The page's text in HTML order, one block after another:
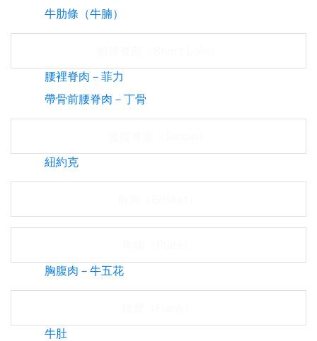
牛肋條（牛腩）
腰裡脊肉－菲力
帶骨前腰脊肉－丁骨
紐約克
胸腹肉－牛五花
牛肚